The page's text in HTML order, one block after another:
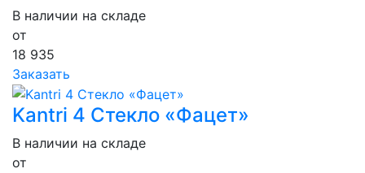
В наличии на складе
от
18 935
Заказать
Kantri 4 Стекло «Фацет»
В наличии на складе
от